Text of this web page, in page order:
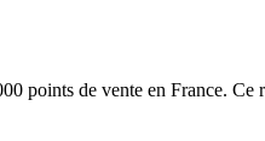
points de vente en France. Ce